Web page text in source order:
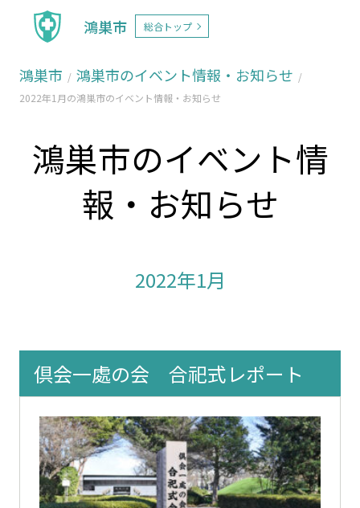
鴻巣市 総合トップ
鴻巣市 鴻巣市のイベント情報・お知らせ
2022年1月の鴻巣市のイベント情報・お知らせ
鴻巣市のイベント情
報・お知らせ
2022年1月
倶会一處の会 合祀式レポート